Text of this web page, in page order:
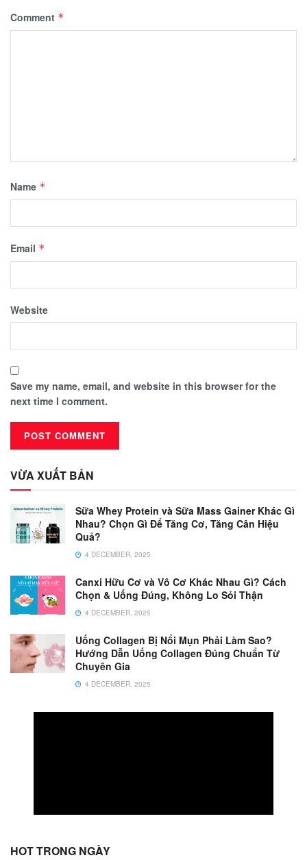
Comment *
Name *
Email *
Website
Save my name, email, and website in this browser for the
next time I comment.
VỪA XUẤT BẢN
Sữa Whey Protein và Sữa Mass Gainer Khác Gì
Nhau? Chọn Gì Để Tăng Cơ, Tăng Cân Hiệu
Quả?
4 DECEMBER, 2025
Canxi Hữu Cơ và Vô Cơ Khác Nhau Gì? Cách
Chọn & Uống Đúng, Không Lo Sỏi Thận
4 DECEMBER, 2025
Uống Collagen Bị Nổi Mụn Phải Làm Sao?
Hướng Dẫn Uống Collagen Đúng Chuẩn Từ
Chuyên Gia
4 DECEMBER, 2025
HOT TRONG NGÀY